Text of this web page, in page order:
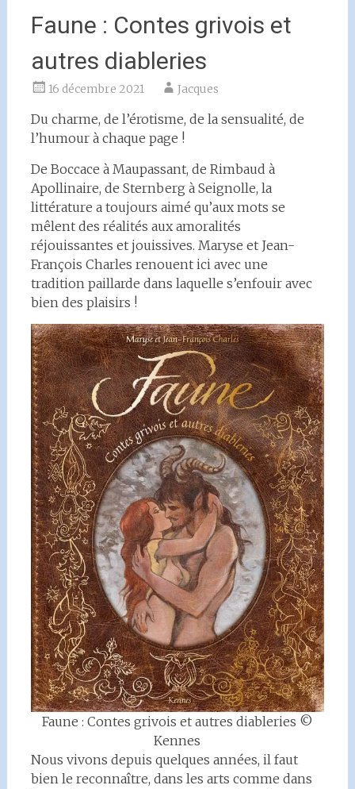
Faune : Contes grivois et
autres diableries
16 décembre 2021 Jacques
Du charme, de l’érotisme, de la sensualité, de
l’humour à chaque page !
De Boccace à Maupassant, de Rimbaud à
Apollinaire, de Sternberg à Seignolle, la
littérature a toujours aimé qu’aux mots se
mêlent des réalités aux amoralités
réjouissantes et jouissives. Maryse et Jean-
François Charles renouent ici avec une
tradition paillarde dans laquelle s’enfouir avec
bien des plaisirs !
Faune : Contes grivois et autres diableries ©
Kennes
Nous vivons depuis quelques années, il faut
bien le reconnaître, dans les arts comme dans